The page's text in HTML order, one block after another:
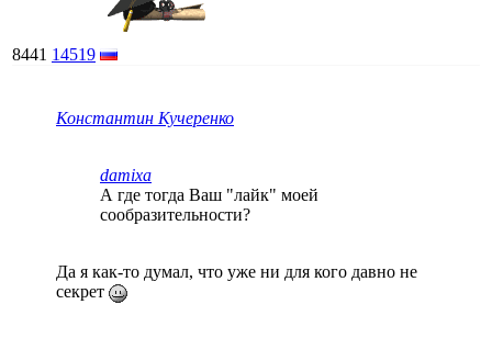
8441 14519
Константин Кучеренко
damixa
А где тогда Ваш "лайк" моей
сообразительности?
Да я как-то думал, что уже ни для кого давно не
секрет